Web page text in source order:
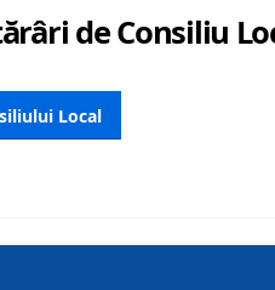
de Consiliu
Local